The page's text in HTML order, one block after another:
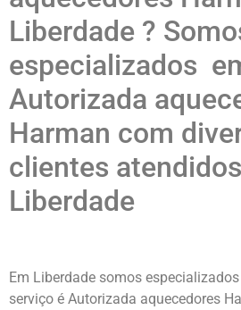
Liberdade ?
especializados
Autorizada
Harman com
clientes
Liberdade
Em Liberdade somos
serviço é Autorizada aquecedores